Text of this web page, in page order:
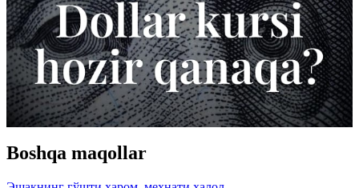
Boshqa maqollar